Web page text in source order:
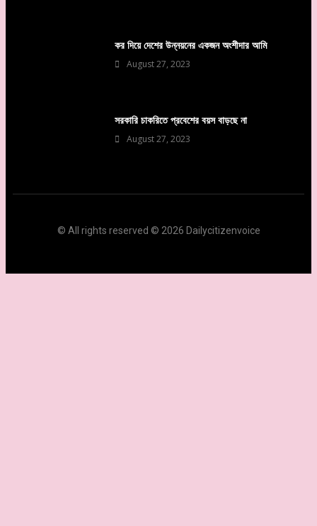
কর দিয়ে দেশের উন্নয়নের একজন অংশীদার আমি
August 27, 2023
সরকারি চাকরিতে প্রবেশের বয়স বাড়ছে না
August 27, 2023
© All rights reserved © 2026 Dailycitizenvoice